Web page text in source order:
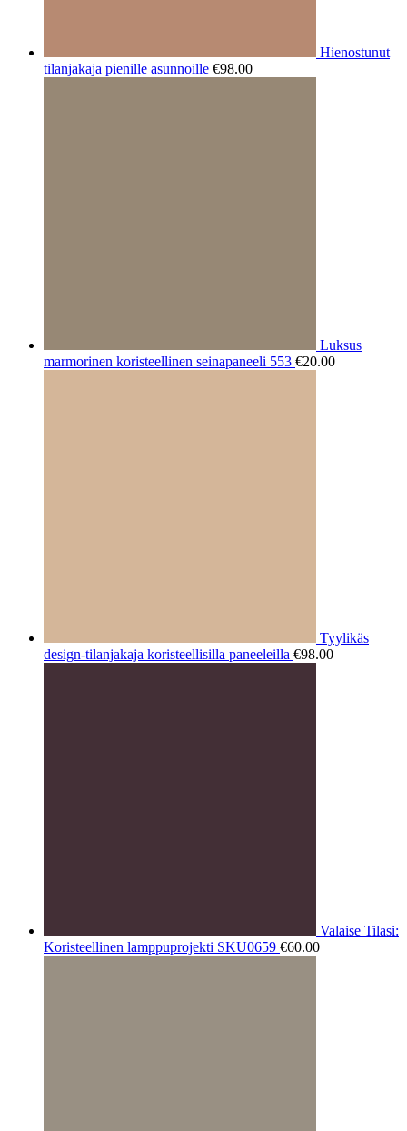
Hienostunut
tilanjakaja pienille asunnoille €98.00
Luksus
marmorinen koristeellinen seinapaneeli 553 €20.00
Tyylikäs
design-tilanjakaja koristeellisilla paneeleilla €98.00
Valaise Tilasi:
Koristeellinen lamppuprojekti SKU0659 €60.00